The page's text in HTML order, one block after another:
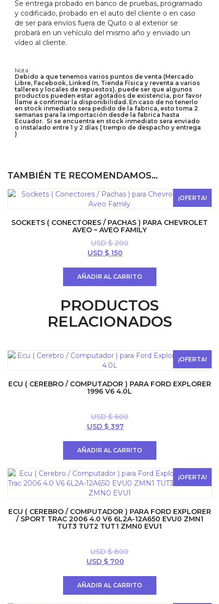
Se entrega probado en banco de pruebas, programado
y codificado, probado en el auto del cliente o en caso
de ser para envíos fuera de Quito o al exterior se
probará en un vehículo del mismo año y enviado un
vídeo al cliente.
Nota:
Debido a que tenemos varios puntos de venta (Mercado
Libre, Facebook, Linked In, Tienda Física y reventa a varios
talleres y locales de repuestos), puede ser que algunos
productos pueden estar agotados de existencia, por favor
llame a confirmar la disponibilidad. En caso de no tenerlo
en stock inmediato sera pedido de la fabrica, esto toma 2
semanas para la importación desde la fabrica hasta
Ecuador. Si se encuentra en stock inmediato sera enviado
o instalado entre 1 y 2 días ( tiempo de despacho y entrega
)
TAMBIÉN TE RECOMENDAMOS…
¡OFERTA!
SOCKETS ( CONECTORES / PACHAS ) PARA CHEVROLET
AVEO – AVEO FAMILY
USD $200
El
$ 200.
USD $ 150
$ 150.
AÑADIR AL CARRITO
PRODUCTOS
RELACIONADOS
¡OFERTA!
ECU ( CEREBRO / COMPUTADOR ) PARA FORD EXPLORER
1996 V6 4.0L
USD $600
El
era:
$ 600.
USD $397El
es:
$ 397.
AÑADIR AL CARRITO
¡OFERTA!
ECU ( CEREBRO / COMPUTADOR ) PARA FORD EXPLORER
/ SPORT TRAC 2006 4.0 V6 6L2A-12A650 EVU0 ZMN1
TUT3 TUT2 TUT1 ZMN0 EVU1
USD $800
El
era:
USD $700El
es:
AÑADIR AL CARRITO